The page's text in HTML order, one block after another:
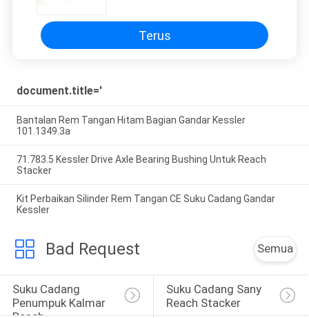
Terus
document.title='
Bantalan Rem Tangan Hitam Bagian Gandar Kessler
101.1349.3a
71.783.5 Kessler Drive Axle Bearing Bushing Untuk Reach
Stacker
Kit Perbaikan Silinder Rem Tangan CE Suku Cadang Gandar
Kessler
Bad Request Semua
Suku Cadang
Penumpuk Kalmar
Suku Cadang Sany
Reach Stacker